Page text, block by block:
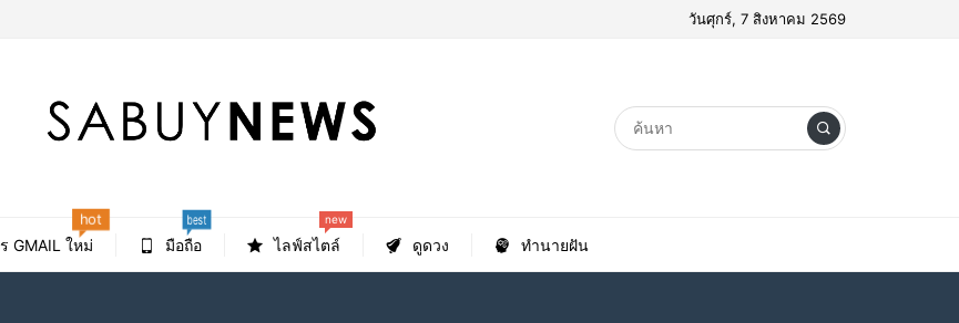
วันศุกร์, 7 สิงหาคม 2569
GMAIL ใหม่
hot
มือถือ
best
ไลฟ์สไตล์
new
ดูดวง ทำนายฝัน